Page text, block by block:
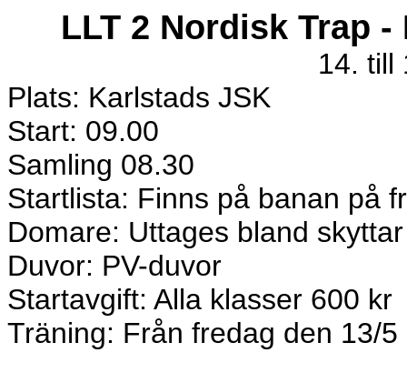
LLT 2 Nordisk Trap
14. till
Plats: Karlstads JSK
Start: 09.00
Samling 08.30
Startlista: Finns på banan på
Domare: Uttages bland skyttar
Duvor: PV-duvor
Startavgift: Alla klasser 600 kr
Träning: Från fredag den 13/